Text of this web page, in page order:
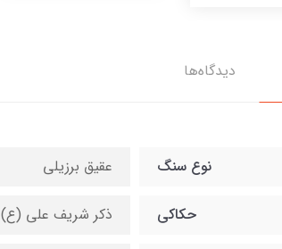
دیدگاه‌ها
نوع سنگ عقیق برزیلی
حکاکی ذکر شریف علی (ع)